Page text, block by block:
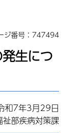
ジ番号：747494
生につ
和7年3月29日
部疾病対策課